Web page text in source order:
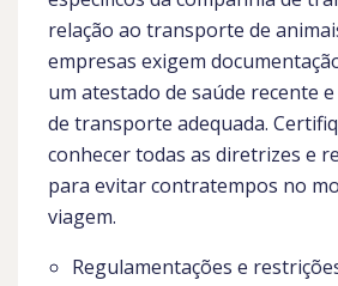
relação ao transporte de
empresas exigem
um atestado de saúde recente
de transporte adequada.
conhecer todas as diretrizes e
para evitar contratempos no
viagem.
Regulamentações e